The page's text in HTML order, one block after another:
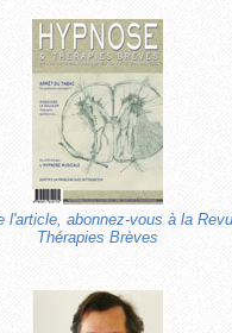
l'article, abonnez-vous à la
Thérapies Brèves